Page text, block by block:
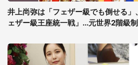
井上尚弥は「フェザー級でも倒せる」
ェザー級王座統一戦」...元世界2階級